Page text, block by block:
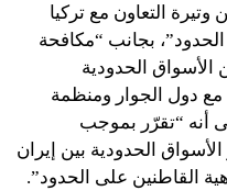
التعاون مع تركيا
بجانب “مكافحة
الأسواق الحدودية
مع دول الجوار ومنظمة
أنه “تقرّر بموجب
الأسواق الحدودية بين إيران
القاطنين على الحدود”.